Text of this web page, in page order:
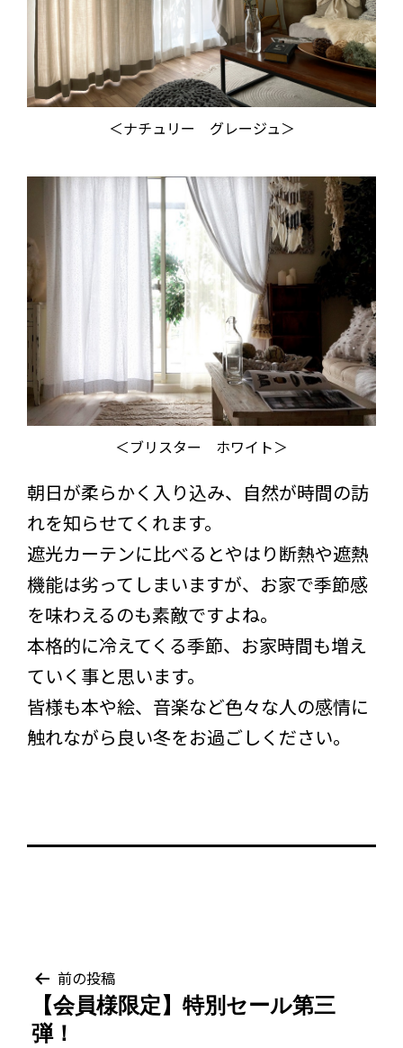
＜ナチュリー グレージュ＞
＜ブリスター ホワイト＞
朝日が柔らかく入り込み、自然が時間の訪
れを知らせてくれます。
遮光カーテンに比べるとやはり断熱や遮熱
機能は劣ってしまいますが、お家で季節感
を味わえるのも素敵ですよね。
本格的に冷えてくる季節、お家時間も増え
ていく事と思います。
皆様も本や絵、音楽など色々な人の感情に
触れながら良い冬をお過ごしください。
投
稿
前の投稿
【会員様限定】特別セール第三
弾！